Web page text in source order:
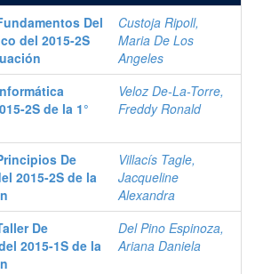
Del
del 2015-2S
Custoja Ripoll,
Maria De Los
Angeles
2S de la 1°
Veloz De-La-Torre,
Freddy Ronald
De
2015-2S de la
Villacís Tagle,
Jacqueline
Alexandra
De
2015-1S de la
Del Pino Espinoza,
Ariana Daniela